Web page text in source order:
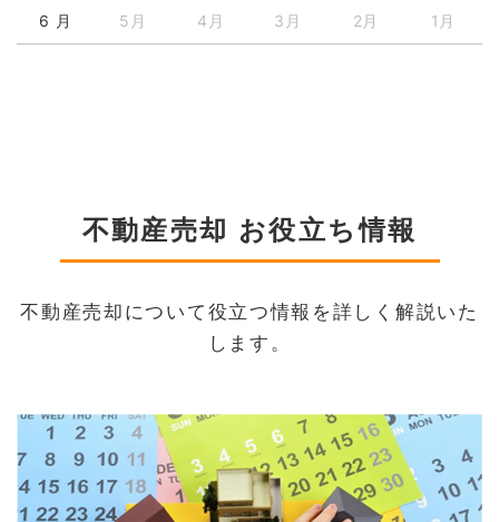
6 月 5月 4月 3月 2月 1月
不動産売却 お役立ち情報
不動産売却について役立つ情報を詳しく解説いた
します。